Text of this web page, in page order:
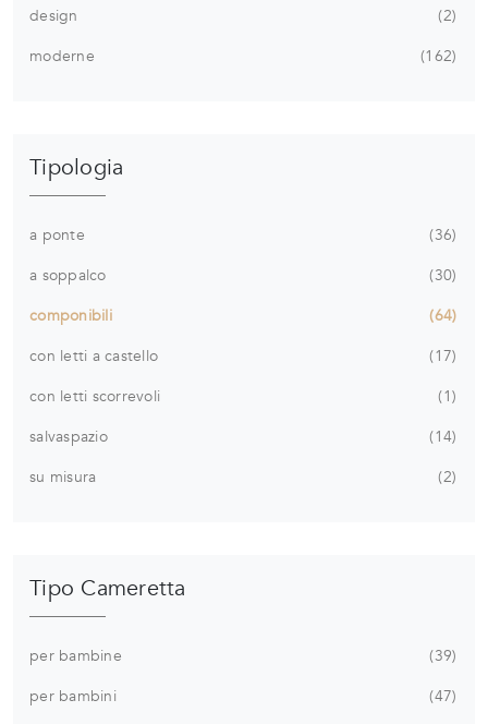
design
2
moderne
162
Tipologia
a ponte
36
a soppalco
30
componibili
64
con letti a castello
17
con letti scorrevoli
1
salvaspazio
14
su misura
2
Tipo Cameretta
per bambine
39
per bambini
47